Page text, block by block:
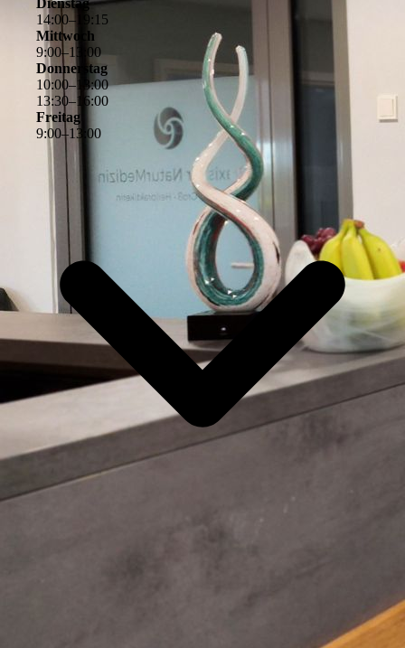
Dienstag
14:00– 19:15
Mittwoch
9:00–13 00
Donnerstag
10:00–13:00
13:30–16:00
Freitag
9:00–13 00